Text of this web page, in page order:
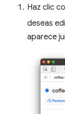
Haz clic
deseas
aparece